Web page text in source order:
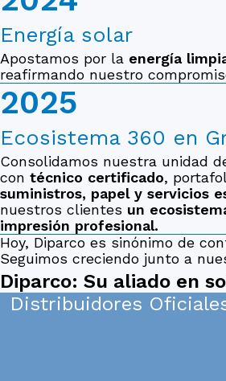
Energía solar
Apostamos por la energía
reafirmando nuestro
2025
Ecosistema 360 en
Consolidamos nuestra unidad
con técnico certificado,
suministros, papel y servicios
nuestros clientes un
impresión profesional.
Hoy, Diparco es sinónimo de
Seguimos creciendo junto a
Diparco: Su aliado en
Distribuidores